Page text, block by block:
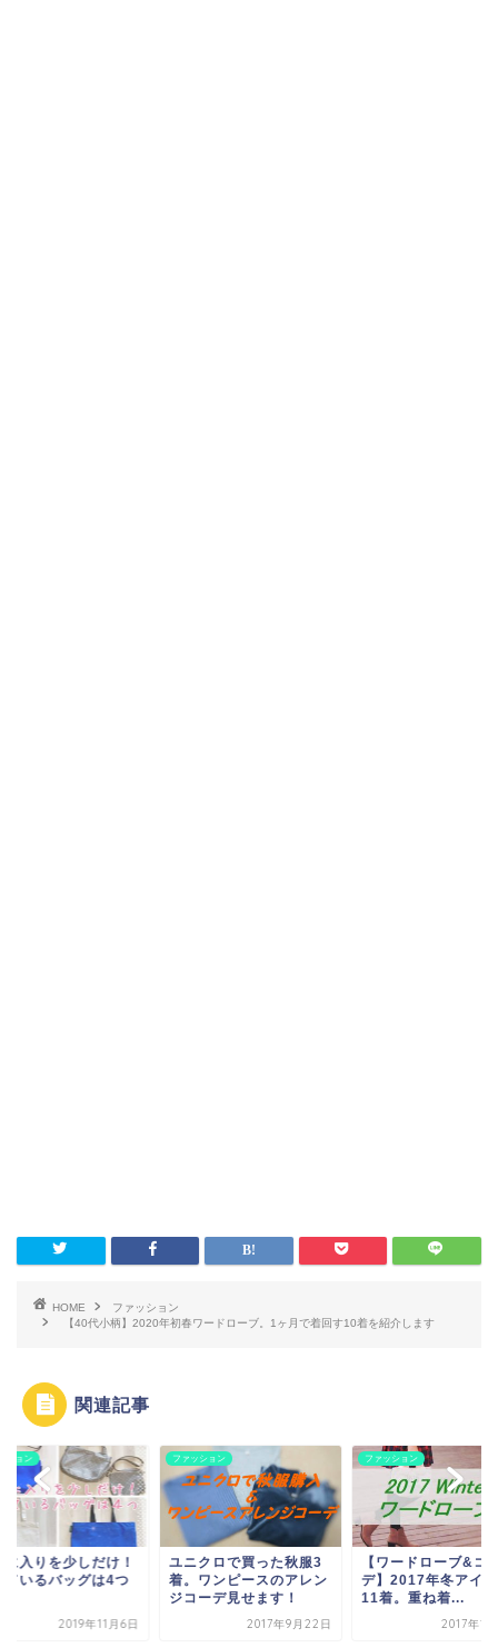
HOME
ファッション
【40代小柄】2020年初春ワードローブ。1ヶ月で着回す10着を紹介します
関連記事
ション
クロで買った秋服3
ワンピースのアレン
2017年9月22日
ファッション
【ワードローブ&コー
デ】2017年冬アイテム
11着。重ね着...
2017年12月8日
ファッション
お気に入りを少しだ
持っているバッグは
2019年11